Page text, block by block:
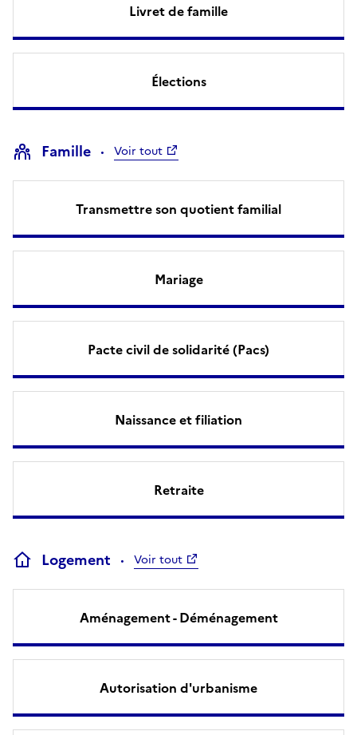
Livret de famille
Élections
Famille Voir tout
Transmettre son quotient familial
Mariage
Pacte civil de solidarité (Pacs)
Naissance et filiation
Retraite
Logement Voir tout
Aménagement - Déménagement
Autorisation d'urbanisme